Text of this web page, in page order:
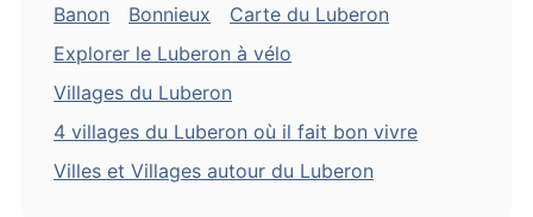
Banon
Bonnieux
Carte du Luberon
Explorer le Luberon à vélo
Villages du Luberon
4 villages du Luberon où il fait bon vivre
Villes et Villages autour du Luberon